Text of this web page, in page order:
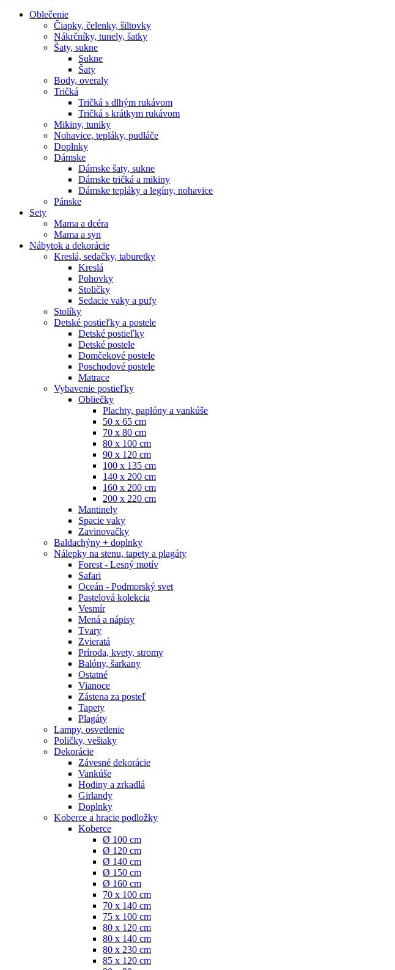
Oblečenie
Čiapky, čelenky, šiltovky
Nákrčníky, tunely, šatky
Šaty, sukne
Sukne
Šaty
Body, overaly
Tričká
Tričká s dlhým rukávom
Tričká s krátkym rukávom
Mikiny, tuniky
Nohavice, tepláky, pudláče
Doplnky
Dámske
Dámske šaty, sukne
Dámske tričká a mikiny
Dámske tepláky a legíny, nohavice
Pánske
Sety
Mama a dcéra
Mama a syn
Nábytok a dekorácie
Kreslá, sedačky, taburetky
Kreslá
Pohovky
Stoličky
Sedacie vaky a pufy
Stolíky
Detské postieľky a postele
Detské postieľky
Detské postele
Domčekové postele
Poschodové postele
Matrace
Vybavenie postieľky
Obliečky
Plachty, paplóny a vankúše
50 x 65 cm
70 x 80 cm
80 x 100 cm
90 x 120 cm
100 x 135 cm
140 x 200 cm
160 x 200 cm
200 x 220 cm
Mantinely
Spacie vaky
Zavinovačky
Baldachýny + doplnky
Nálepky na stenu, tapety a plagáty
Forest - Lesný motív
Safari
Oceán - Podmorský svet
Pastelová kolekcia
Vesmír
Mená a nápisy
Tvary
Zvieratá
Príroda, kvety, stromy
Balóny, šarkany
Ostatné
Vianoce
Zástena za posteľ
Tapety
Plagáty
Lampy, osvetlenie
Poličky, vešiaky
Dekorácie
Závesné dekorácie
Vankúše
Hodiny a zrkadlá
Girlandy
Doplnky
Koberce a hracie podložky
Koberce
Ø 100 cm
Ø 120 cm
Ø 140 cm
Ø 150 cm
Ø 160 cm
70 x 100 cm
70 x 140 cm
75 x 100 cm
80 x 120 cm
80 x 140 cm
80 x 230 cm
85 x 120 cm